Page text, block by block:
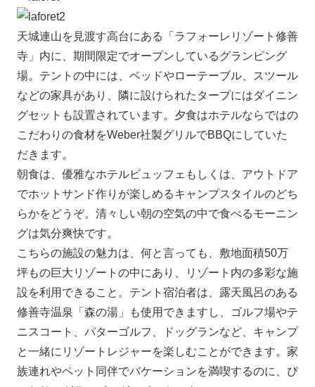
天城連山を見渡す高台にある「ラフォーレリゾート修善
寺」内に、期間限定でオープンしているグランピング
場。テントの中には、ベッドやローテーブル、スツール
などの家具があり、隣に設けられたタープにはダイニン
グセットも設置されています。夕食はホテルならではの
こだわりの食材をWeber社製グリルでBBQにしていた
だきます。
朝食は、優雅なホテルビュッフェもしくは、アウトドア
でホットサンド作りが楽しめるキャンプスタイルのどち
らかをどうぞ。清々しい朝の空気の中で食べるモーニン
グは気分爽快です。
こちらの施設の魅力は、何と言っても、敷地面積50万
坪もの巨大リゾートの中にあり、リゾート内の多彩な施
設を利用できること。テント宿泊者は、露天風呂のある
修善寺温泉「森の湯」も使用できますし、ゴルフ場やテ
ニスコート、パターゴルフ、ドッグランなど、キャンプ
と一緒にリゾートレジャーを楽しむことができます。家
族連れやペット同伴でバケーションを満喫するのに、ぴ